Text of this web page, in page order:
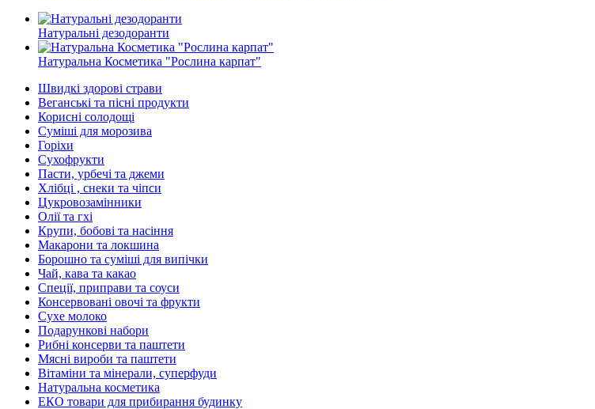
Натуральні дезодоранти
Натуральна Косметика "Рослина карпат"
Швидкі здорові страви
Веганські та пісні продукти
Корисні солодощі
Суміші для морозива
Горіхи
Сухофрукти
Пасти, урбечі та джеми
Хлібці , снеки та чіпси
Цукровозамінники
Олії та гхі
Крупи, бобові та насіння
Макарони та локшина
Борошно та суміші для випічки
Чай, кава та какао
Спеції, приправи та соуси
Консервовані овочі та фрукти
Сухе молоко
Подарункові набори
Рибні консерви та паштети
Мясні вироби та паштети
Вітаміни та мінерали, суперфуди
Натуральна косметика
ЕКО товари для прибирання будинку